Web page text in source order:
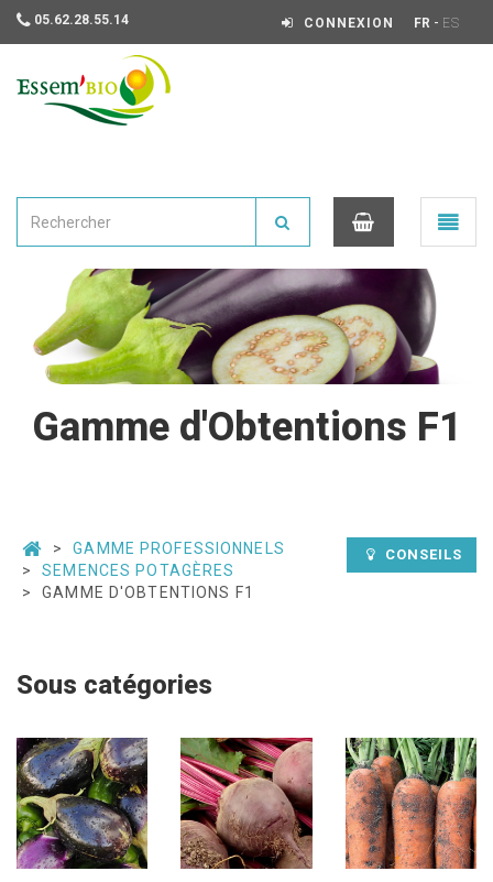
05.62.28.55.14 CONNEXION FR - ES
0
Ouvrir
le
Gamme d'Obtentions F1
CONSEILS
GAMME PROFESSIONNELS
SEMENCES POTAGÈRES
GAMME D'OBTENTIONS F1
Sous catégories